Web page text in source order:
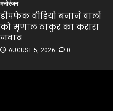
मनोरंजन
डीपफेक वीडियो बनाने वालों
को मृणाल ठाकुर का करारा
जवाब
AUGUST 5, 2026 0